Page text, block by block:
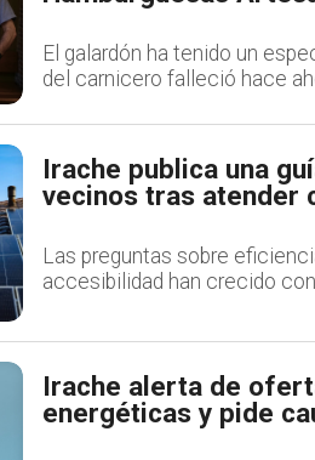
El galardón ha tenido un
del carnicero falleció hace
Irache publica una
vecinos tras atender
Las preguntas sobre
accesibilidad han crecido
Irache alerta de
energéticas y pide